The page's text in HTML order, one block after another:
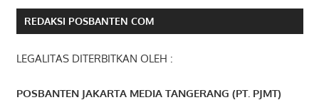
REDAKSI POSBANTEN COM
LEGALITAS DITERBITKAN OLEH :
POSBANTEN JAKARTA MEDIA TANGERANG (PT. PJMT)